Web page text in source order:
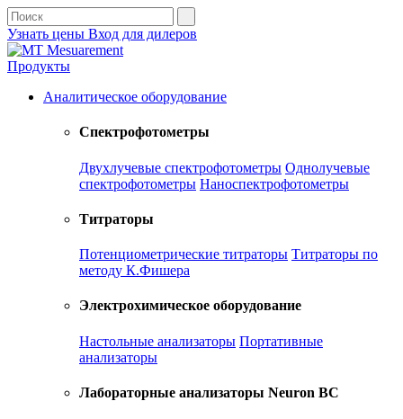
Узнать цены Вход для дилеров
Продукты
Аналитическое оборудование
Спектрофотометры
Двухлучевые спектрофотометры Однолучевые
спектрофотометры Наноспектрофотометры
Титраторы
Потенциометрические титраторы Титраторы по
методу К.Фишера
Электрохимическое оборудование
Настольные анализаторы Портативные
анализаторы
Лабораторные анализаторы Neuron BC